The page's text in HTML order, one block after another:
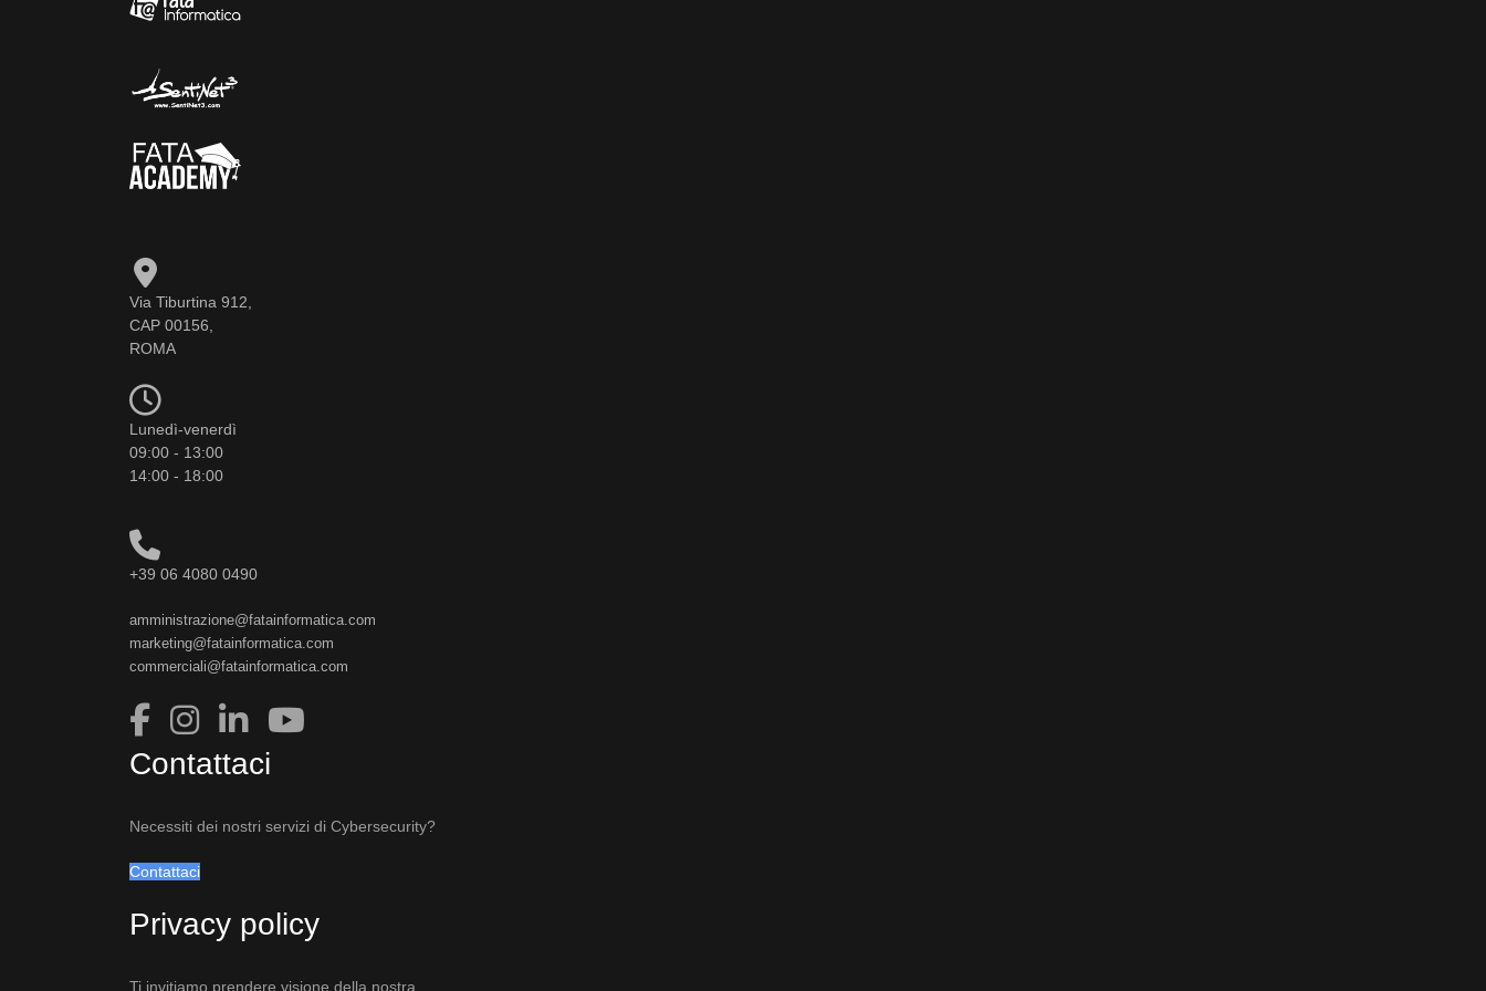
Via Tiburtina 912,
CAP 00156,
ROMA
Lunedì-venerdì
09:00 - 13:00
14:00 - 18:00
+39 06 4080 0490
amministrazione@fatainformatica.com
marketing@fatainformatica.com
commerciali@fatainformatica.com
Contattaci
Necessiti dei nostri servizi di Cybersecurity?
Contattaci
Privacy policy
Ti invitiamo prendere visione della nostra